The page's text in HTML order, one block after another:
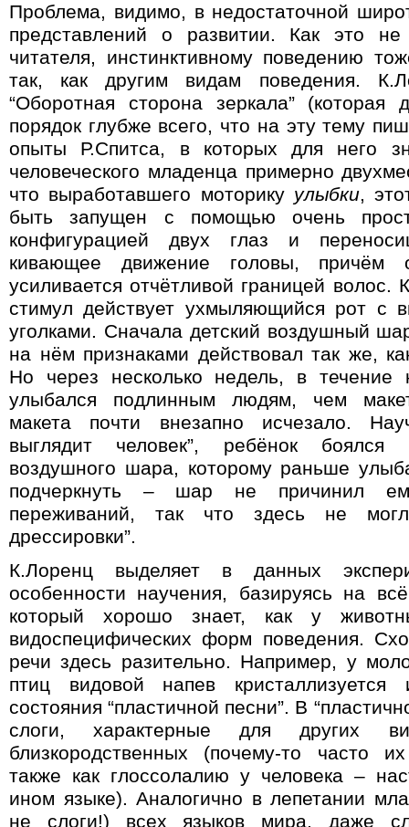
Проблема, видимо, в недостаточной
представлений о развитии. Как это не
читателя, инстинктивному поведению
так, как другим видам поведения.
“Оборотная сторона зеркала”
порядок глубже всего, что на эту тему
опыты Р.Спитса, в которых для него
человеческого младенца примерно
что выработавшего моторику улыбки,
быть запущен с помощью очень
конфигурацией двух глаз и
кивающее движение головы, причём
усиливается отчётливой границей волос.
стимул действует ухмыляющийся рот с
уголками. Сначала детский воздушный
на нём признаками действовал так же,
Но через несколько недель, в течение
улыбался подлинным людям, чем
макета почти внезапно исчезало.
выглядит человек”, ребёнок боялся
воздушного шара, которому раньше
подчеркнуть – шар не причинил
переживаний, так что здесь не
дрессировки”.
К.Лоренц выделяет в данных
особенности научения, базируясь на
который хорошо знает, как у
видоспецифических форм поведения.
речи здесь разительно. Например, у
птиц видовой напев кристаллизуется
состояния “пластичной песни”. В
слоги, характерные для других
близкородственных (почему-то часто
также как глоссолалию у человека –
ином языке). Аналогично в лепетании
не слоги!) всех языков мира, даже